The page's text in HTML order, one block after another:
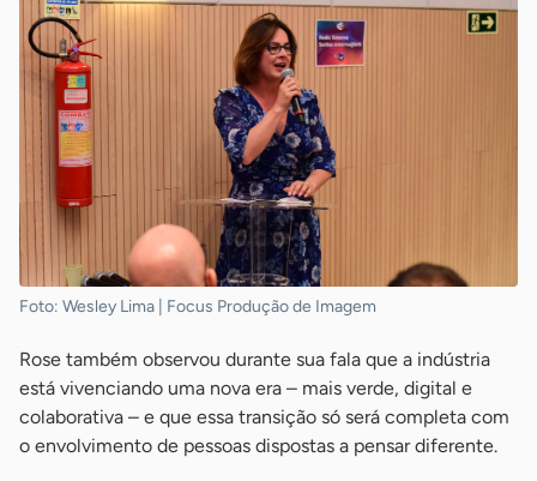
Foto: Wesley Lima | Focus Produção de Imagem
Rose também observou durante sua fala que a indústria
está vivenciando uma nova era – mais verde, digital e
colaborativa – e que essa transição só será completa com
o envolvimento de pessoas dispostas a pensar diferente.